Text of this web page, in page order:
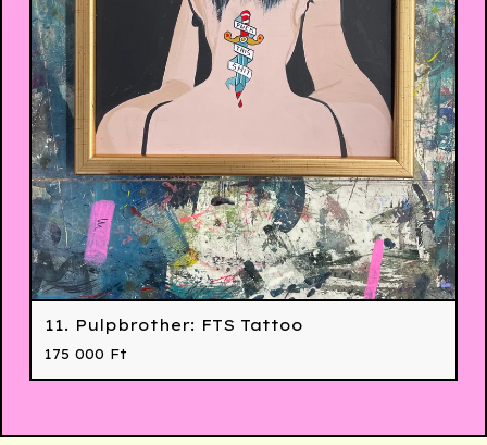
11. Pulpbrother: FTS Tattoo
175 000 Ft